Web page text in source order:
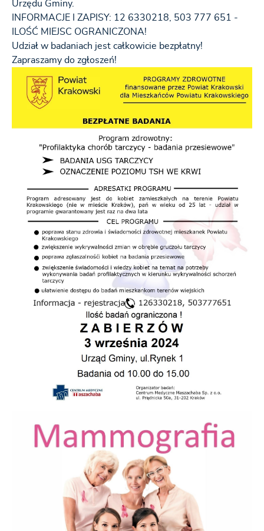
Urzędu Gminy.
INFORMACJE I ZAPISY: 12 6330218, 503 777 651 -
ILOŚĆ MIEJSC OGRANICZONA!
Udział w badaniach jest całkowicie bezpłatny!
Zapraszamy do zgłoszeń!